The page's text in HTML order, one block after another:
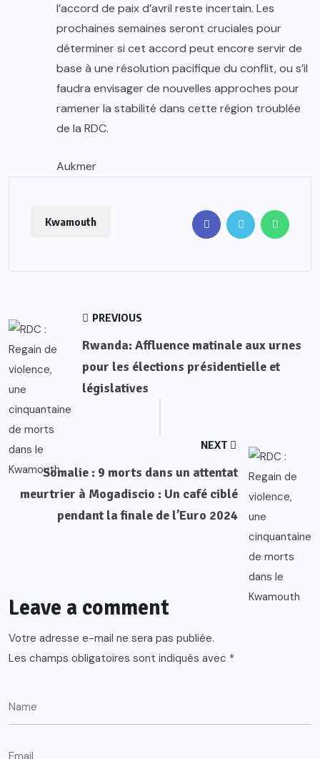
l’accord de paix d’avril reste incertain. Les
prochaines semaines seront cruciales pour
déterminer si cet accord peut encore servir de
base à une résolution pacifique du conflit, ou s’il
faudra envisager de nouvelles approches pour
ramener la stabilité dans cette région troublée
de la RDC.
Aukmer
Kwamouth
PREVIOUS
Rwanda: Affluence matinale aux urnes
pour les élections présidentielle et
législatives
NEXT
Somalie : 9 morts dans un attentat
meurtrier à Mogadiscio : Un café ciblé
pendant la finale de l’Euro 2024
Leave a comment
Votre adresse e-mail ne sera pas publiée.
Les champs obligatoires sont indiqués avec *